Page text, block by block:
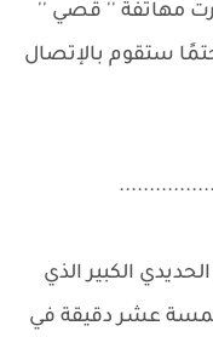
مهاتفة '' قُصي ''
ستقوم بالإتصال
الكبير الذي
عشر دقيقة في